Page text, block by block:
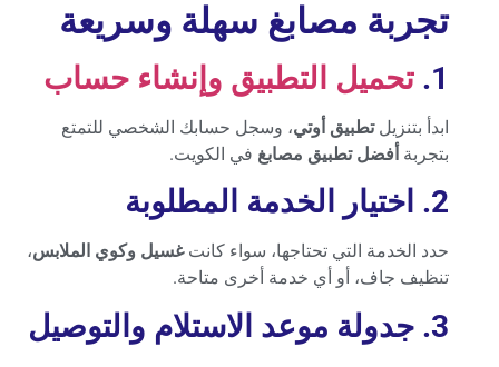
تجربة مصابغ سهلة وسريعة
1. تحميل التطبيق وإنشاء حساب
ابدأ بتنزيلتطبيق أوتي، وسجل حسابك الشخصي للتمتع
بتجربة أفضل تطبيق مصابغ في الكويت.
2. اختيار الخدمة المطلوبة
حدد الخدمة التي تحتاجها، سواء كانتغسيل وكوي الملابس،
تنظيف جاف، أو أي خدمة أخرى متاحة.
3. جدولة موعد الاستلام والتوصيل